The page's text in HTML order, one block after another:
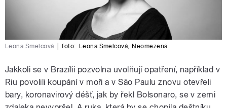
Leona Šmelcová foto: Leona Šmelcová, Neomezená
Jakkoli se v Brazílii pozvolna uvolňují opatření, například v
Riu povolili koupání v moři a v São Paulu znovu otevřeli
bary, koronavirový déšť, jak by řekl Bolsonaro, se v zemi